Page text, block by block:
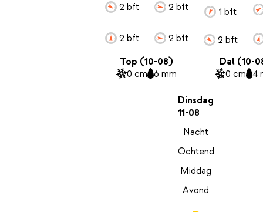
2 bft
2 bft
2 bft
2 bft
1 bft
2 bft
Top (10-08)
0 cm 6 mm
Dal (10-
0 cm 4
Dinsdag
11-08
Nacht
Ochtend
Middag
Avond